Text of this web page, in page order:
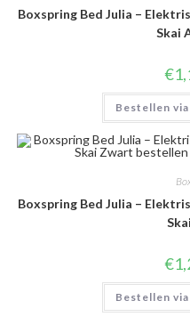
Boxspring Bed Julia –
Skai
€
Bestellen
Boxspring Bed Julia –
€
Bestellen